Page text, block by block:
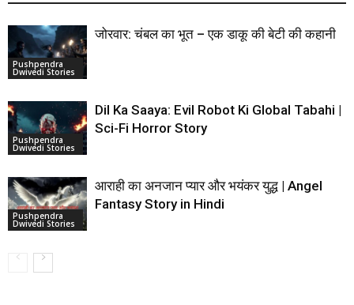
Pushpendra
Dwivedi Stories
जोरवार: चंबल का भूत – एक डाकू की बेटी की कहानी
Pushpendra
Dwivedi Stories
Dil Ka Saaya: Evil Robot Ki Global Tabahi |
Sci-Fi Horror Story
Pushpendra
Dwivedi Stories
आराही का अनजान प्यार और भयंकर युद्ध | Angel
Fantasy Story in Hindi